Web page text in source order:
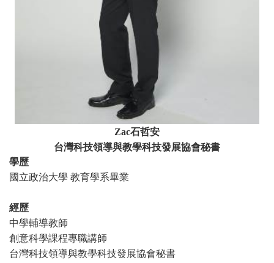
Zac石哲安
台灣科技領導與教學科技發展協會秘書
學歷
國立政治大學 教育學系畢業
經歷
中學輔導教師
創意科學課程專職講師
台灣科技領導與教學科技發展協會秘書